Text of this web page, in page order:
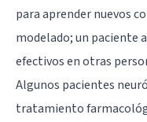
para aprender nuevos
modelado; un paciente
efectivos en otras
Algunos pacientes
tratamiento